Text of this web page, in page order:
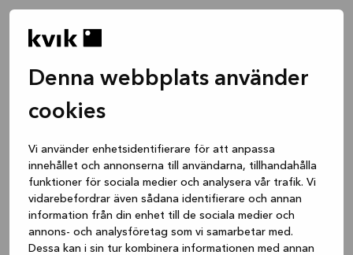
Denna webbplats använder
cookies
Vi använder enhetsidentifierare för att anpassa
innehållet och annonserna till användarna, tillhandahålla
funktioner för sociala medier och analysera vår trafik. Vi
vidarebefordrar även sådana identifierare och annan
information från din enhet till de sociala medier och
annons- och analysföretag som vi samarbetar med.
Dessa kan i sin tur kombinera informationen med annan